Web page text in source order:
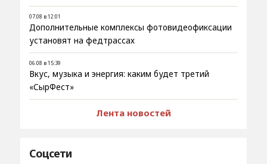
07.08 в 12:01
Дополнительные комплексы фотовидеофиксации
установят на федтрассах
06.08 в 15:39
Вкус, музыка и энергия: каким будет третий
«СырФест»
Лента новостей
Соцсети